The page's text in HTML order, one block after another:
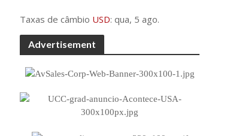
Taxas de câmbio USD: qua, 5 ago.
Advertisement